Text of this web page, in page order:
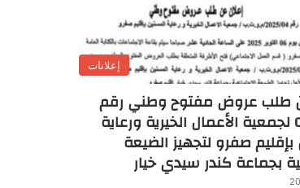
إعلانات
طلب عروض مفتوح وطني رقم
04/2025 لجمعية الأعمال الخيرية ورعاية
صفرو لتجهيز الضيعة
بجماعة كندر سيدي خيار